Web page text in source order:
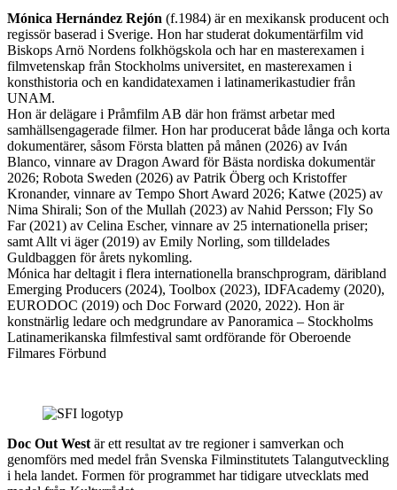
Mónica Hernández Rejón (f.1984) är en mexikansk producent och
regissör baserad i Sverige. Hon har studerat dokumentärfilm vid
Biskops Arnö Nordens folkhögskola och har en masterexamen i
filmvetenskap från Stockholms universitet, en masterexamen i
konsthistoria och en kandidatexamen i latinamerikastudier från
UNAM.
Hon är delägare i Pråmfilm AB där hon främst arbetar med
samhällsengagerade filmer. Hon har producerat både långa och korta
dokumentärer, såsom Första blatten på månen (2026) av Iván
Blanco, vinnare av Dragon Award för Bästa nordiska dokumentär
2026; Robota Sweden (2026) av Patrik Öberg och Kristoffer
Kronander, vinnare av Tempo Short Award 2026; Katwe (2025) av
Nima Shirali; Son of the Mullah (2023) av Nahid Persson; Fly So
Far (2021) av Celina Escher, vinnare av 25 internationella priser;
samt Allt vi äger (2019) av Emily Norling, som tilldelades
Guldbaggen för årets nykomling.
Mónica har deltagit i flera internationella branschprogram, däribland
Emerging Producers (2024), Toolbox (2023), IDFAcademy (2020),
EURODOC (2019) och Doc Forward (2020, 2022). Hon är
konstnärlig ledare och medgrundare av Panoramica – Stockholms
Latinamerikanska filmfestival samt ordförande för Oberoende
Filmares Förbund
Doc Out West är ett resultat av tre regioner i samverkan och
genomförs med medel från Svenska Filminstitutets Talangutveckling
i hela landet. Formen för programmet har tidigare utvecklats med